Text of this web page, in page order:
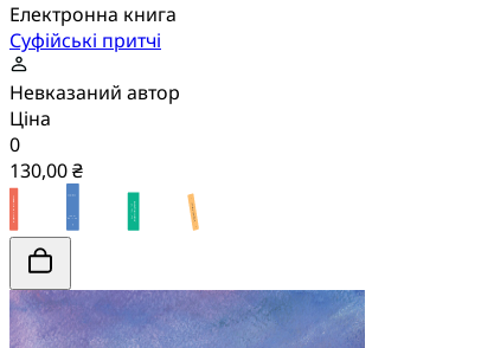
Електронна книга
Суфійські притчі
Невказаний автор
Ціна
0
130,00 ₴